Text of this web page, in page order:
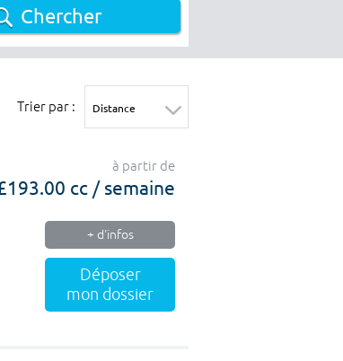
Chercher
Trier par :
à partir de
cc / semaine
+ d'infos
Déposer
mon dossier